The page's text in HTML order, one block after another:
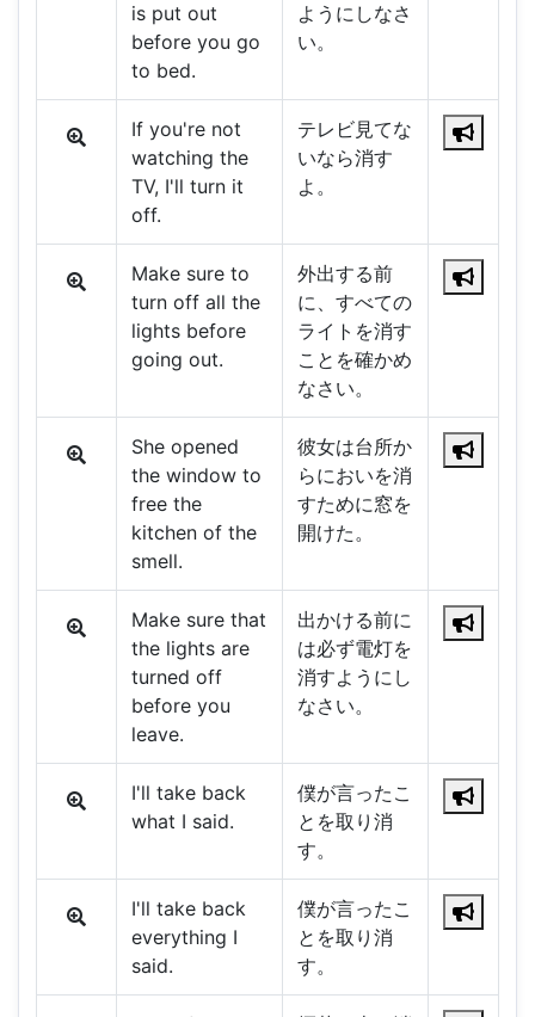
is put out
before you go
to bed.
ようにしなさ
い。
If you're not
watching the
TV, I'll turn it
off.
テレビ見てな
いなら消す
よ。
Make sure to
turn off all the
lights before
going out.
外出する前
に、すべての
ライトを消す
ことを確かめ
なさい。
She opened
the window to
free the
kitchen of the
smell.
彼女は台所か
らにおいを消
すために窓を
開けた。
Make sure that
the lights are
turned off
before you
leave.
出かける前に
は必ず電灯を
消すようにし
なさい。
I'll take back
what I said.
僕が言ったこ
とを取り消
す。
I'll take back
everything I
said.
僕が言ったこ
とを取り消
す。